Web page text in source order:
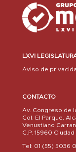
LXVI
Aviso de
CONTACTO
Av. Congreso de
Col. El Parque,
Venustiano
C.P. 15960
Tel: 01 (55) 5036